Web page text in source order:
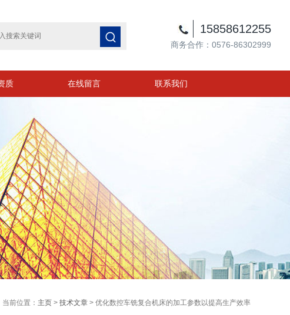
15858612255
商务合作：0576-86302999
质 在线留言 联系我们
当前位置： 主页> 技术文章> 优化数控车铣复合机床的加工参数以提高生产效率